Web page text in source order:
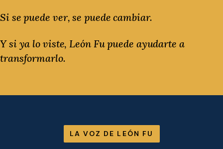
Si se puede ver, se puede cambiar.
Y si ya lo viste, León Fu puede ayudarte a
transformarlo.
LA VOZ DE LEÓN FU